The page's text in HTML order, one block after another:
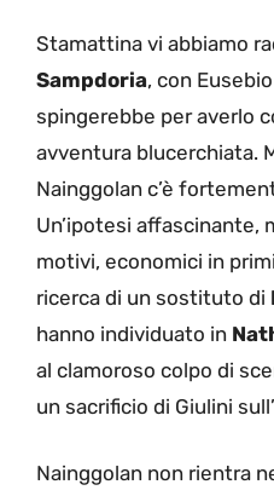
Stamattina vi abbiamo
Sampdoria, con
spingerebbe per averlo
avventura blucerchiata.
Nainggolan c’è
Un’ipotesi affascinante,
motivi, economici in
ricerca di un sostituto di
hanno individuato in
al clamoroso colpo di
un sacrificio di Giulini
Nainggolan non rientra